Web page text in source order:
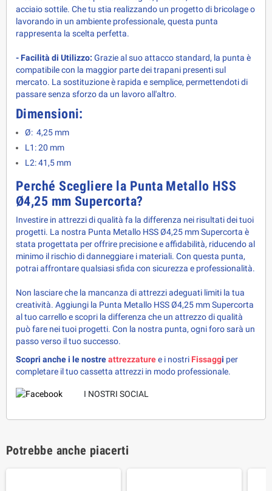
acciaio sottile. Che tu stia realizzando un progetto di bricolage o
lavorando in un ambiente professionale, questa punta
rappresenta la scelta perfetta.
- Facilità di Utilizzo: Grazie al suo attacco standard, la punta è
compatibile con la maggior parte dei trapani presenti sul
mercato. La sostituzione è rapida e semplice, permettendoti di
passare senza sforzo da un lavoro all'altro.
Dimensioni:
Ø: 4,25 mm
L1: 20 mm
L2: 41,5 mm
Perché Scegliere la Punta Metallo HSS
Ø4,25 mm Supercorta?
Investire in attrezzi di qualità fa la differenza nei risultati dei tuoi
progetti. La nostra Punta Metallo HSS Ø4,25 mm Supercorta è
stata progettata per offrire precisione e affidabilità, riducendo al
minimo il rischio di danneggiare i materiali. Con questa punta,
potrai affrontare qualsiasi sfida con sicurezza e professionalità.
Non lasciare che la mancanza di attrezzi adeguati limiti la tua
creatività. Aggiungi la Punta Metallo HSS Ø4,25 mm Supercorta
al tuo carrello e scopri la differenza che un attrezzo di qualità
può fare nei tuoi progetti. Con la nostra punta, ogni foro sarà un
passo verso il tuo successo.
Scopri anche i le nostre attrezzature e i nostri Fissaggi per
completare il tuo cassetta attrezzi in modo professionale.
I NOSTRI SOCIAL
Potrebbe anche piacerti